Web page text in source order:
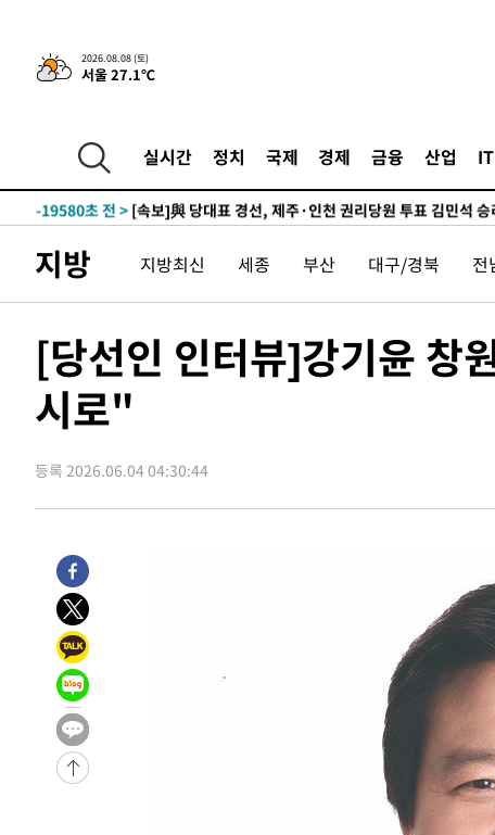
2026.08.08 (토)
서울 27.1℃
실시간 정치 국제 경제 금융 산업
-29829초 전 >이란 "호르무즈 재개방 합의 근접…美 배상 선행돼야"
-20876초 전 > [속보]與최고위원 제주·인천 순회경선…박선원·최민희·
청래 44.56%
-20111초 전 >
[속보]與 대표 경선 제주·인천 당원투표…金 47.75%·鄭
42.08%·宋 10.17%
-19645초 전 >
것"
-19580초 전 > [속보]與 당대표 경선, 제주·인천 권리당원 투표 김민석 승
-12624초 전 >
[속보]이강인 "감독님이 원하는 마음 느꼈고, 많은 트로피
-12406초 전 >수도권 40도 육박 '펄펄'…동해안 일부 지역엔 호의주의보
-5320초 전 >
강릉에 시간당 81.4㎜ 물폭탄…도로 잠기고 담벼락 붕괴
-1427초 전 >백운산서 80년근 천종산삼 9뿌리 발견…감정가 1.3억원
14분 전 >선재도서 해루질 나섰다 실종 60대, 닷새 만에 숨진 채 발견
1시간 전 >여수 오동도 해상서 모터보트 전복…1명 사망·1명 실종
2시간 전 >극한폭염 한풀 꺾이지만…'낮 최고 35도' 무더위, 열대야 계속
3시간 전 >
[속보]'압수수색·성접대 논란' 축구협회 "실망과 걱정 안겨드
6시간 전 >
8시간 전 >
[속보]뉴욕증시 상승 마감…S&P 0.6% 나스닥 1.3%↑
-29829초 전 >
이란 "호르무즈 재개방 합의 근접…美 배상 선행돼야"
-20876초 전 >
[속보]與최고위원 제주·인천 순회경선…박선원·최민희·
한민수·김용 순
-20829초 전 >
[속보]김민석, 與 전대 당원투표 누적 득표율 45.42%로 1
청래 44.56%
-20111초 전 >
[속보]與 대표 경선 제주·인천 당원투표…金 47.75%·鄭
42.08%·宋 10.17%
-19645초 전 >
이강인 "아틀레티코 이적 기뻐…등번호 7번 의미보단 팀
[속보]與 당대표 경선, 제주·인천 권리당원 투표 김민석 승리
지방 지방최신 세종 부산 대구/경북 전
[당선인 인터뷰]강기윤 창
시로"
등록 2026.06.04 04:30:44